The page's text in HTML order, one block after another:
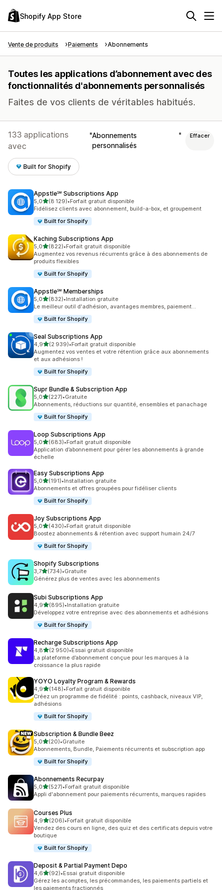
Shopify App Store
Vente de produits Paiements Abonnements
Toutes les applications d’abonnement avec des
fonctionnalités d'abonnements personnalisés
Faites de vos clients de véritables habitués.
133 applications
avec
Abonnements
personnalisés
Effacer
Built for Shopify
Appstle℠ Subscriptions App
5,0étoile(s) sur 5
(8 129)
8129 avis au total
•Forfait gratuit disponible
Fidélisez clients avec abonnement, build-a-box, et groupement
Built for Shopify
Kaching Subscriptions App
5,0étoile(s) sur 5
(822)
822 avis au total
•Forfait gratuit disponible
Augmentez vos revenus récurrents grâce à des abonnements de
produits flexibles
Built for Shopify
Appstle℠ Memberships
5,0étoile(s) sur 5
(832)
832 avis au total
•Installation gratuite
Le meilleur outil d'adhésion, avantages membres, paiement...
Built for Shopify
Seal Subscriptions App
4,9étoile(s) sur 5
(2 939)
2939 avis au total
•Forfait gratuit disponible
Augmentez vos ventes et votre rétention grâce aux abonnements
et aux adhésions !
Built for Shopify
Supr Bundle & Subscription App
5,0étoile(s) sur 5
(227)
227 avis au total
•Gratuite
Abonnements, réductions sur quantité, ensembles et panachage
Built for Shopify
Loop Subscriptions App
5,0étoile(s) sur 5
(683)
683 avis au total
•Forfait gratuit disponible
Application d’abonnement pour gérer les abonnements à grande
échelle
Easy Subscriptions App
5,0étoile(s) sur 5
(191)
191 avis au total
•Installation gratuite
Abonnements et offres groupées pour fidéliser clients
Built for Shopify
Joy Subscriptions App
5,0étoile(s) sur 5
(430)
430 avis au total
•Forfait gratuit disponible
Boostez abonnements & rétention avec support humain 24/7
Built for Shopify
Shopify Subscriptions
3,7étoile(s) sur 5
(734)
734 avis au total
•Gratuite
Générez plus de ventes avec les abonnements
Subi Subscriptions App
4,9étoile(s) sur 5
(895)
895 avis au total
•Installation gratuite
Développez votre entreprise avec des abonnements et adhésions
Built for Shopify
Recharge Subscriptions App
4,8étoile(s) sur 5
(2 950)
2950 avis au total
•Essai gratuit disponible
La plateforme d’abonnement conçue pour les marques à la
croissance la plus rapide
YOYO Loyalty Program & Rewards
4,9étoile(s) sur 5
(148)
148 avis au total
•Forfait gratuit disponible
Créez un programme de fidélité : points, cashback, niveaux VIP,
adhésions
Built for Shopify
Subscription & Bundle Beez
5,0étoile(s) sur 5
(20)
20 avis au total
•Gratuite
Abonnements, Bundle, Paiements récurrents et subscription app
Built for Shopify
Abonnements Recurpay
5,0étoile(s) sur 5
(527)
527 avis au total
•Forfait gratuit disponible
Appli d'abonnement pour paiements récurrents, marques rapides
Courses Plus
4,9étoile(s) sur 5
(206)
206 avis au total
•Forfait gratuit disponible
Vendez des cours en ligne, des quiz et des certificats depuis votre
boutique
Built for Shopify
Deposit & Partial Payment Depo
4,6étoile(s) sur 5
(92)
92 avis au total
•Essai gratuit disponible
Gérez les acomptes, les précommandes, les paiements partiels et
les paiements fractionnés